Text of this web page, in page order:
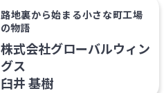
路地裏から始まる小さな町工場
の物語
株式会社グローバルウィン
グス
臼井 基樹